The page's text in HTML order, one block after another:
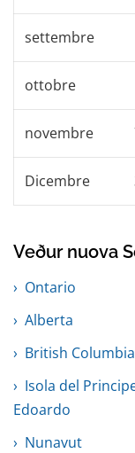
settembre
ottobre
novembre
Dicembre
Veður nuova
Ontario
Alberta
British Columbia
Isola del
Edoardo
Nunavut